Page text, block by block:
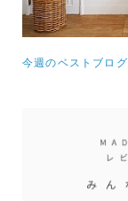
今週のベストブログ